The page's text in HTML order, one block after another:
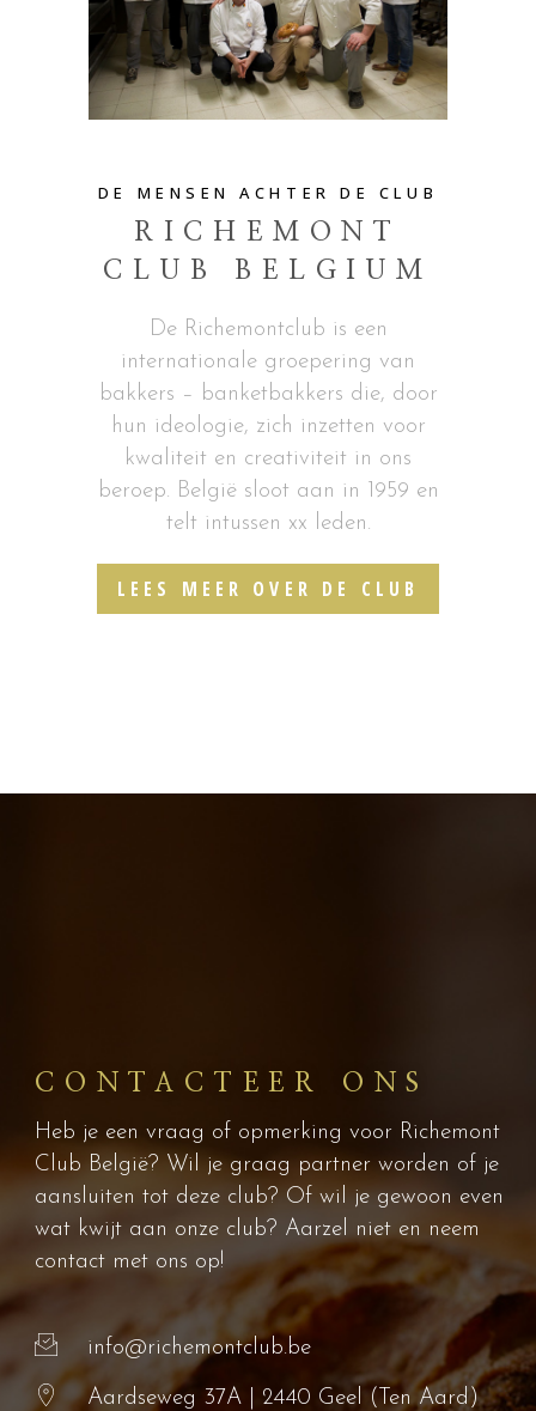
DE MENSEN ACHTER DE CLUB
RICHEMONT
CLUB BELGIUM
De Richemontclub is een
internationale groepering van
bakkers – banketbakkers die, door
hun ideologie, zich inzetten voor
kwaliteit en creativiteit in ons
beroep. België sloot aan in 1959 en
telt intussen xx leden.
LEES MEER OVER DE CLUB
CONTACTEER ONS
Heb je een vraag of opmerking voor Richemont
Club België? Wil je graag partner worden of je
aansluiten tot deze club? Of wil je gewoon even
wat kwijt aan onze club? Aarzel niet en neem
contact met ons op!
info@richemontclub.be
Aardseweg 37A | 2440 Geel (Ten Aard)